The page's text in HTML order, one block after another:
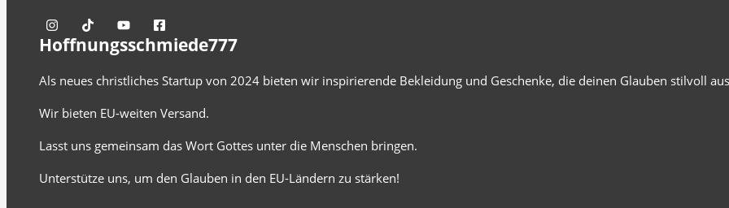
Hoffnungsschmiede777
Als neues christliches Startup von 2024 bieten wir inspirierende Bekleidung und Geschenke, die deinen Glauben stilvoll
Wir bieten EU-weiten Versand.
Lasst uns gemeinsam das Wort Gottes unter die Menschen bringen.
Unterstütze uns, um den Glauben in den EU-Ländern zu stärken!